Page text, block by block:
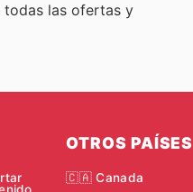
todas las ofertas y
OTROS PAÍSES
🇨🇦 Canada